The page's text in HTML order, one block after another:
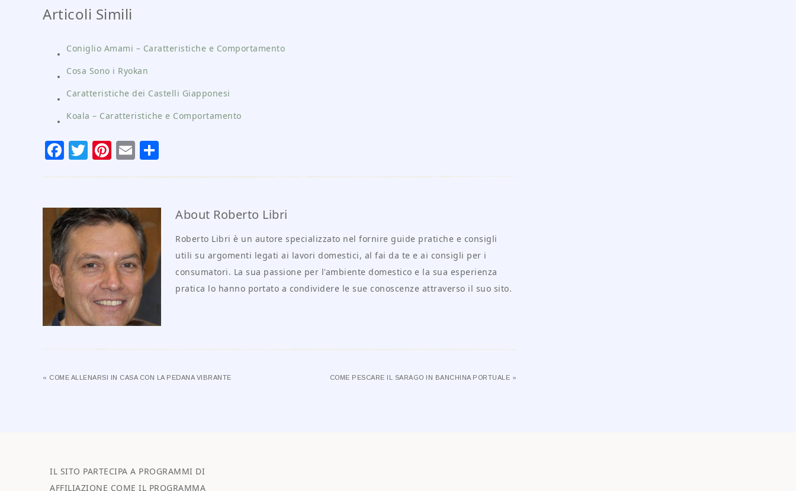
Articoli Simili
Coniglio Amami – Caratteristiche e Comportamento
Cosa Sono i Ryokan
Caratteristiche dei Castelli Giapponesi
Koala – Caratteristiche e Comportamento
Facebook
Twitter
Pinterest
Email
About Roberto Libri
Roberto Libri è un autore specializzato nel fornire guide pratiche e consigli
utili su argomenti legati ai lavori domestici, al fai da te e ai consigli per i
consumatori. La sua passione per l'ambiente domestico e la sua esperienza
pratica lo hanno portato a condividere le sue conoscenze attraverso il suo sito.
« COME ALLENARSI IN CASA CON LA PEDANA VIBRANTE COME PESCARE IL SARAGO IN BANCHINA PORTUALE »
IL SITO PARTECIPA A PROGRAMMI DI
AFFILIAZIONE COME IL PROGRAMMA